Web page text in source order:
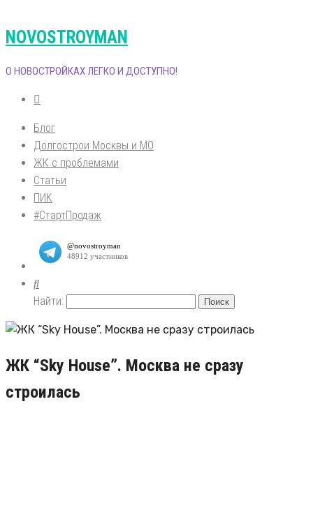
NOVOSTROYMAN
О НОВОСТРОЙКАХ ЛЕГКО И ДОСТУПНО!
Блог
Долгострои Москвы и МО
ЖК с проблемами
Статьи
ПИК
#СтартПродаж
Найти:
ЖК “Sky House”. Москва не сразу
строилась